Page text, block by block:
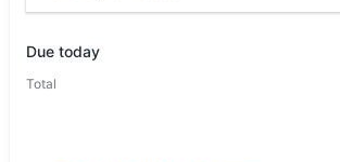
Due today
Total